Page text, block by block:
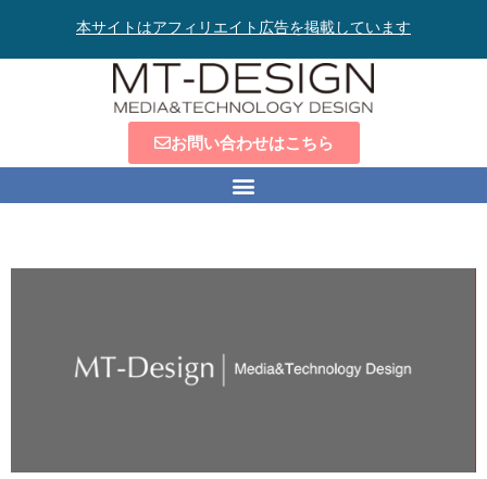
本サイトはアフィリエイト広告を掲載しています
お問い合わせはこちら